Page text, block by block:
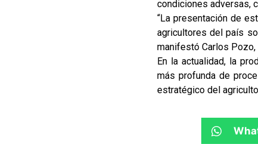
condiciones adversas,
“La presentación de
agricultores del país
manifestó Carlos Pozo,
En la actualidad, la
más profunda de
estratégico del